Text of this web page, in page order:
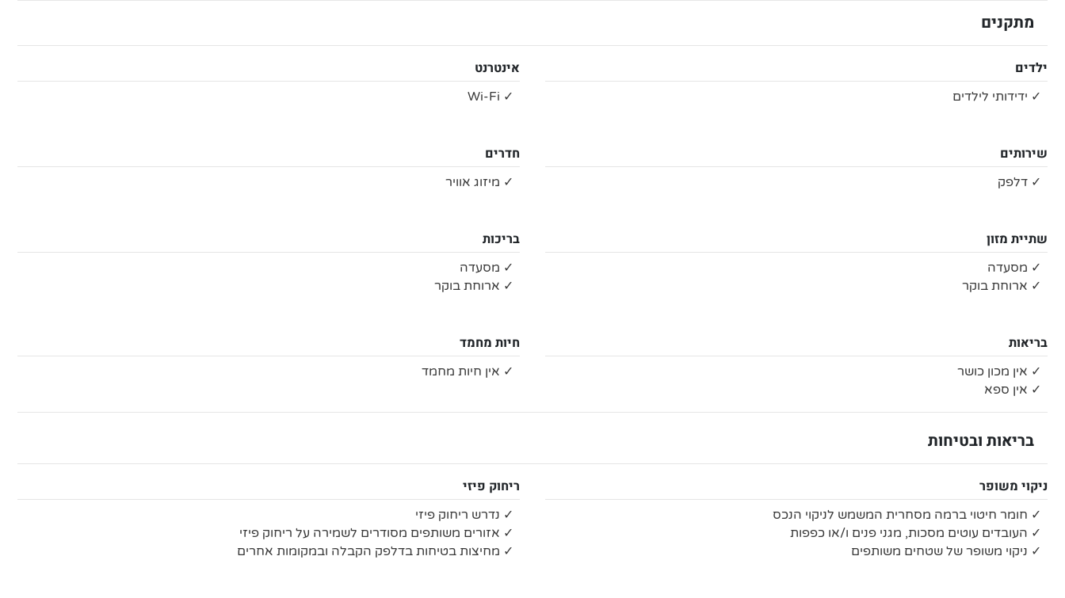
מתקנים
ילדים
✓ ידידותי לילדים
אינטרנט
✓ Wi-Fi
שירותים
✓ דלפק
חדרים
✓ מיזוג אוויר
שתיית מזון
✓ מסעדה
✓ ארוחת בוקר
בריכות
✓ מסעדה
✓ ארוחת בוקר
בריאות
✓ אין מכון כושר
✓ אין ספא
חיות מחמד
✓ אין חיות מחמד
בריאות ובטיחות
ניקוי משופר
✓ חומר חיטוי ברמה מסחרית המשמש לניקוי הנכס
✓ העובדים עוטים מסכות, מגני פנים ו/או כפפות
✓ ניקוי משופר של שטחים משותפים
ריחוק פיזי
✓ נדרש ריחוק פיזי
✓ אזורים משותפים מסודרים לשמירה על ריחוק פיזי
✓ מחיצות בטיחות בדלפק הקבלה ובמקומות אחרים